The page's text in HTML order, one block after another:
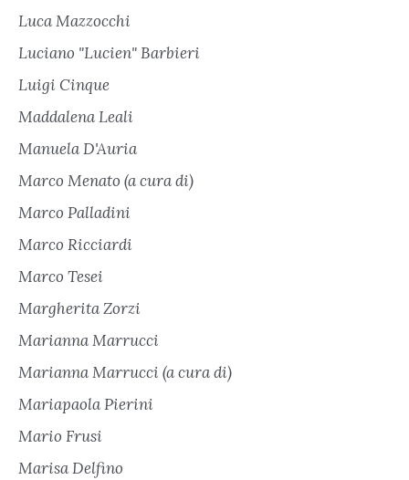
Luca Mazzocchi
Luciano "Lucien" Barbieri
Luigi Cinque
Maddalena Leali
Manuela D'Auria
Marco Menato (a cura di)
Marco Palladini
Marco Ricciardi
Marco Tesei
Margherita Zorzi
Marianna Marrucci
Marianna Marrucci (a cura di)
Mariapaola Pierini
Mario Frusi
Marisa Delfino